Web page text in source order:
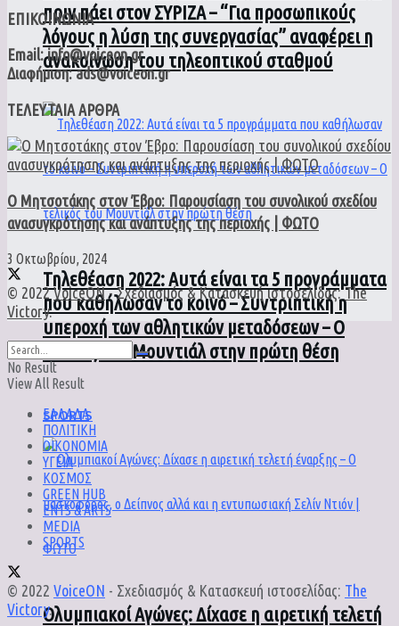
πριν πάει στον ΣΥΡΙΖΑ – “Για προσωπικούς
λόγους η λύση της συνεργασίας” αναφέρει η
ανακοίνωση του τηλεοπτικού σταθμού
Τηλεθέαση 2022: Αυτά είναι τα 5 προγράμματα
που καθήλωσαν το κοινό – Συντριπτική η
υπεροχή των αθλητικών μεταδόσεων – Ο
τελικός του Μουντιάλ στην πρώτη θέση
SPORTS
Ολυμπιακοί Αγώνες: Δίχασε η αιρετική τελετή
ΕΠΙΚΟΙΝΩΝΙΑ
Email: info@voiceon.gr
Διαφήμιση: ads@voiceon.gr
ΤΕΛΕΥΤΑΙΑ ΑΡΘΡΑ
Ο Μητσοτάκης στον Έβρο: Παρουσίαση του συνολικού σχεδίου
ανασυγκρότησης και ανάπτυξης της περιοχής | ΦΩΤΟ
3 Οκτωβρίου, 2024
© 2022VoiceON- Σχεδιασμός & Κατασκευή ιστοσελίδας:The
Victory.
No Result
View All Result
ΕΛΛΑΔΑ
ΠΟΛΙΤΙΚΗ
ΟΙΚΟΝΟΜΙΑ
ΥΓΕΙΑ
ΚΟΣΜΟΣ
GREEN HUB
ENTS & ARTS
MEDIA
SPORTS
© 2022 VoiceON - Σχεδιασμός & Κατασκευή ιστοσελίδας: The
Victory.